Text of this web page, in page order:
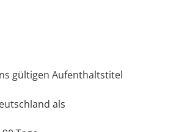
gültigen Aufenthaltstitel
als